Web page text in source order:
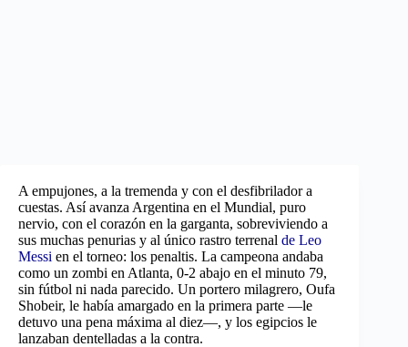
A empujones, a la tremenda y con el desfibrilador a
cuestas. Así avanza Argentina en el Mundial, puro
nervio, con el corazón en la garganta, sobreviviendo a
sus muchas penurias y al único rastro terrenal de Leo
Messi en el torneo: los penaltis. La campeona andaba
como un zombi en Atlanta, 0-2 abajo en el minuto 79,
sin fútbol ni nada parecido. Un portero milagrero, Oufa
Shobeir, le había amargado en la primera parte —le
detuvo una pena máxima al diez—, y los egipcios le
lanzaban dentelladas a la contra.